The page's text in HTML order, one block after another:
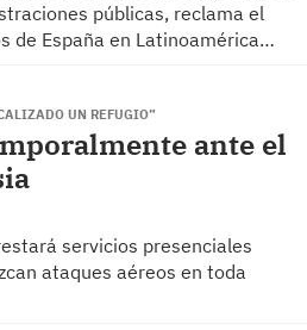
públicas, reclama el
de España en Latinoamérica…
UN REFUGIO”
ante el
servicios presenciales
ataques aéreos en toda